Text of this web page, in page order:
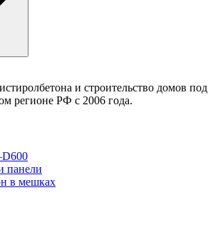
и строительство домов под
регионе РФ с 2006 года.
панели
в мешках